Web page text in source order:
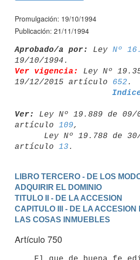
Promulgación: 19/10/1994
Publicación: 21/11/1994
Aprobado/a por: Ley Nº
Ver vigencia:
Ley Nº
19/12/2015 artículo 652
Ver:
Ley Nº 19.889 de 09/
artículo 109,
artículo 13
LIBRO TERCERO - DE LOS
ADQUIRIR EL DOMINIO
TITULO II - DE LA ACCESION
CAPITULO III - DE LA ACCESION
LAS COSAS INMUEBLES
Artículo 750